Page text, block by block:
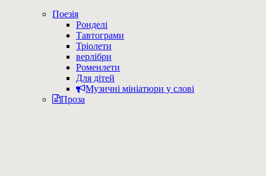
Поезія
Ронделі
Тавтограми
Тріолети
верлібри
Роменлети
Для дітей
Музичні мініатюри у слові
Проза